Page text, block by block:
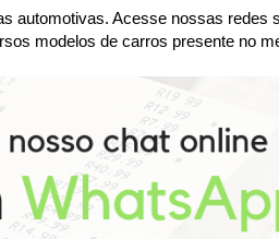
automotivas. Acesse nossas
modelos de carros presente no